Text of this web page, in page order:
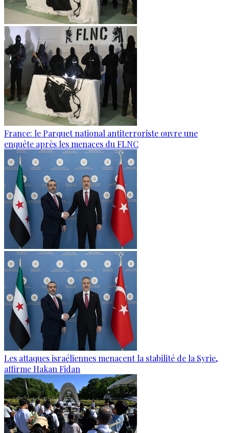
France: le Parquet national antiterroriste ouvre une
enquête après les menaces du FLNC
Les attaques israéliennes menacent la stabilité de la Syrie,
affirme Hakan Fidan